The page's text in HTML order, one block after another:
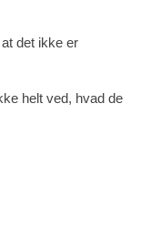
det ikke er
helt ved, hvad de